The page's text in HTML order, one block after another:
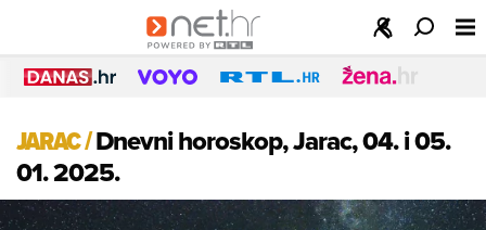
JARAC/Dnevni horoskop, Jarac, 04. i 05.
01. 2025.